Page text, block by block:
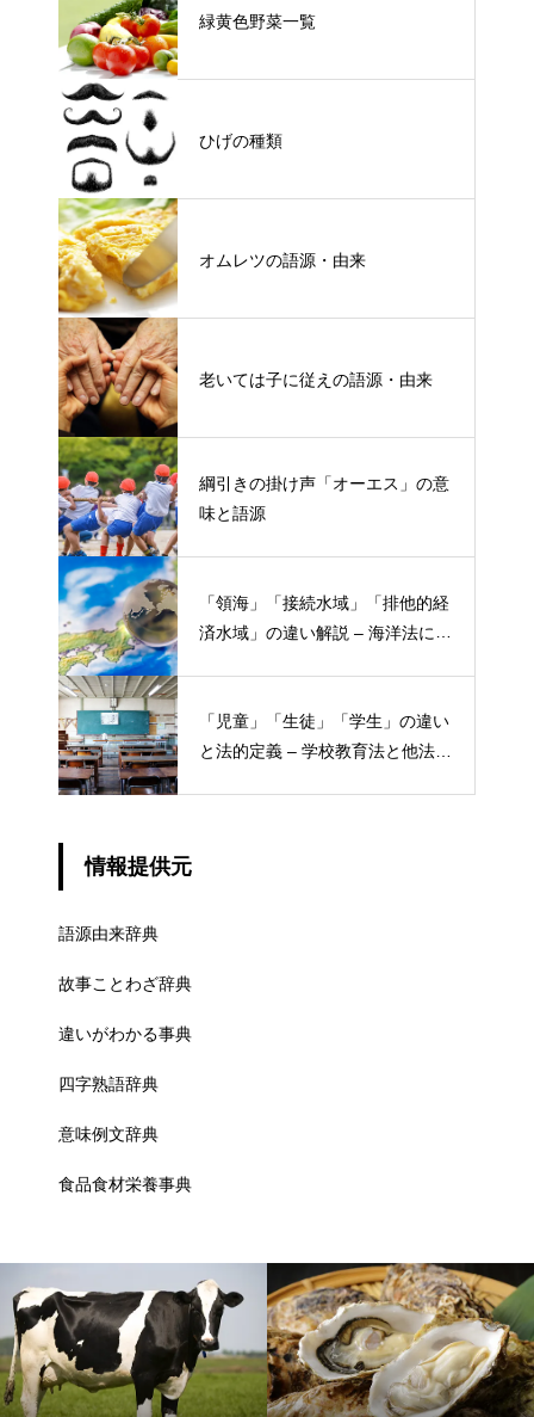
緑黄色野菜一覧
ひげの種類
オムレツの語源・由来
老いては子に従えの語源・由来
綱引きの掛け声「オーエス」の意
味と語源
「領海」「接続水域」「排他的経
済水域」の違い解説 – 海洋法にお
「児童」「生徒」「学生」の違い
と法的定義 – 学校教育法と他法律
情報提供元
語源由来辞典
故事ことわざ辞典
違いがわかる事典
四字熟語辞典
意味例文辞典
食品食材栄養事典